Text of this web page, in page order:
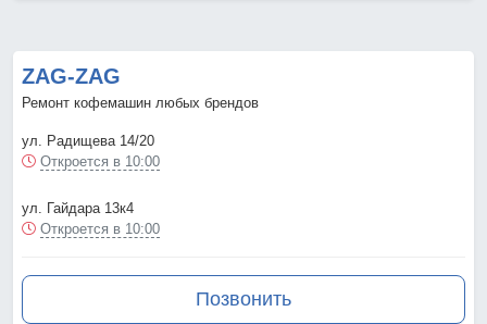
ZAG-ZAG
Ремонт кофемашин любых брендов
ул. Радищева 14/20
Откроется в 10:00
ул. Гайдара 13к4
Откроется в 10:00
Позвонить